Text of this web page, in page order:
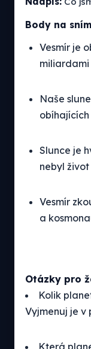
Body na
Vesmír je
Naše
Slunce je
nebyl život
Vesmír
a
Otázky pro
Kolik
Vyjmenuj je v
Která